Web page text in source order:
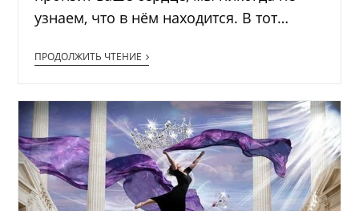
узнаем, что в нём находится. В тот…
ПРОДОЛЖИТЬ ЧТЕНИЕ